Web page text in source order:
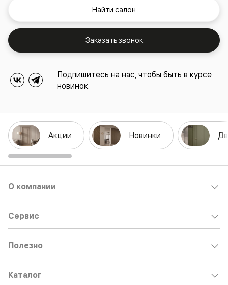
Найти салон
Заказать звонок
Подпишитесь на нас, чтобы быть в курсе
новинок.
Акции Новинки
О компании
Сервис
Полезно
Каталог